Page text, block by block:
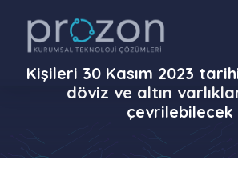
Kişileri 30 Kasım 2023
döviz ve altın
çevrilebilecek